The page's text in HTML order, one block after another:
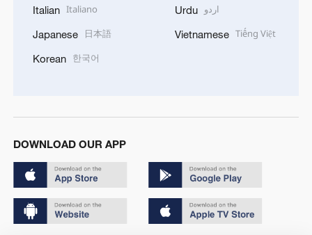
Italian Italiano
Japanese 日本語
Korean 한국어
Urdu اردو
Vietnamese Tiếng Việt
DOWNLOAD OUR APP